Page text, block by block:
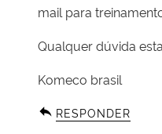
mail para
Qualquer dúvida
Komeco brasil
RESPONDER